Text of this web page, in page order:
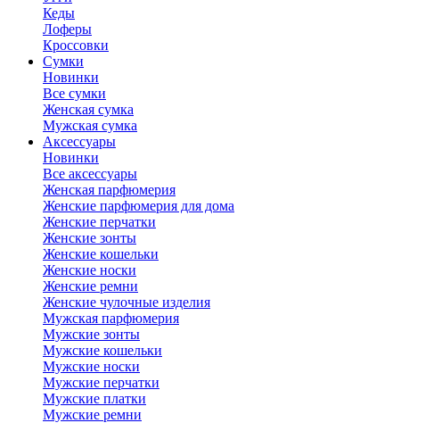
Кеды
Лоферы
Кроссовки
Сумки
Новинки
Все сумки
Женская сумка
Мужская сумка
Аксессуары
Новинки
Все аксессуары
Женская парфюмерия
Женские парфюмерия для дома
Женские перчатки
Женские зонты
Женские кошельки
Женские носки
Женские ремни
Женские чулочные изделия
Мужская парфюмерия
Мужские зонты
Мужские кошельки
Мужские носки
Мужские перчатки
Мужские платки
Мужские ремни